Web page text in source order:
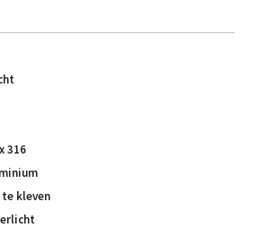
316
kleven